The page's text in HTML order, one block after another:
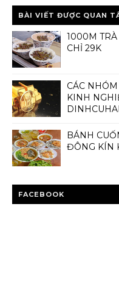
BÀI VIẾT ĐƯỢC QUAN
1000M TRÀ
CHỈ 29K
CÁC
KINH
BÁNH
ĐÔNG KÍN
FACEBOOK